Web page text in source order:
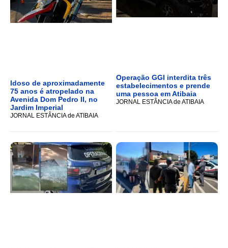
Idoso de aproximadamente
75 anos é atropelado na
Avenida Dom Pedro II, no
Jardim Imperial
JORNAL ESTÂNCIA de ATIBAIA
Operação GGI interdita três
estabelecimentos e prende
uma pessoa em Atibaia
JORNAL ESTÂNCIA de ATIBAIA